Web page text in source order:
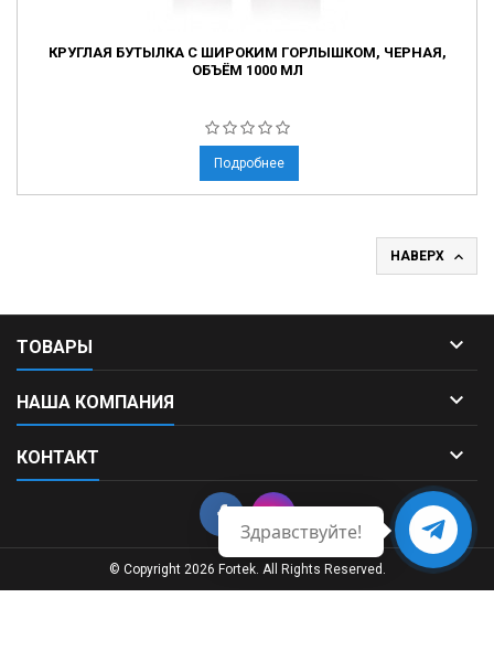
КРУГЛАЯ БУТЫЛКА С ШИРОКИМ ГОРЛЫШКОМ, ЧЕРНАЯ,
ОБЪЁМ 1000 МЛ
Подробнее
НАВЕРХ 
ТОВАРЫ 
НАША КОМПАНИЯ 
КОНТАКТ 
Свяжитесь
с нами
Здравствуйте!
© Copyright 2026 Fortek. All Rights Reserved.